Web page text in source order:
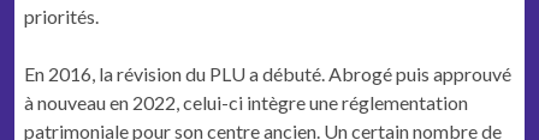
priorités.
En 2016, la révision du PLU a débuté. Abrogé puis approuvé
à nouveau en 2022, celui-ci intègre une réglementation
patrimoniale pour son centre ancien. Un certain nombre de